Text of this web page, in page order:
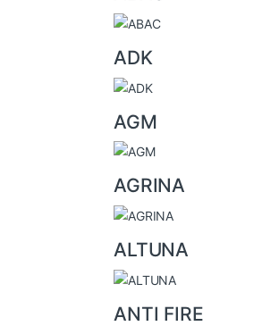
ADK
AGM
AGRINA
ALTUNA
ANTI FIRE